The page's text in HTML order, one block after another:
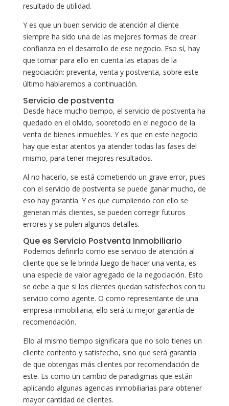
resultado de utilidad.
Y es que un buen servicio de atención al cliente
siempre ha sido una de las mejores formas de crear
confianza en el desarrollo de ese negocio. Eso sí, hay
que tomar para ello en cuenta las etapas de la
negociación: preventa, venta y postventa, sobre este
último hablaremos a continuación.
Servicio de postventa
Desde hace mucho tiempo, el servicio de postventa ha
quedado en el olvido, sobretodo en el negocio de la
venta de bienes inmuebles. Y es que en este negocio
hay que estar atentos ya atender todas las fases del
mismo, para tener mejores resultados.
Al no hacerlo, se está cometiendo un grave error, pues
con el servicio de postventa se puede ganar mucho, de
eso hay garantía. Y es que cumpliendo con ello se
generan más clientes, se pueden corregir futuros
errores y se pulen algunos detalles.
Que es Servicio Postventa Inmobiliario
Podemos definirlo como ese servicio de atención al
cliente que se le brinda luego de hacer una venta, es
una especie de valor agregado de la negociación. Esto
se debe a que si los clientes quedan satisfechos con tu
servicio como agente. O como representante de una
empresa inmobiliaria, ello será tu mejor garantía de
recomendación.
Ello al mismo tiempo significara que no solo tienes un
cliente contento y satisfecho, sino que será garantía
de que obtengas más clientes por recomendación de
este. Es como un cambio de paradigmas que están
aplicando algunas agencias inmobiliarias para obtener
mayor cantidad de clientes.